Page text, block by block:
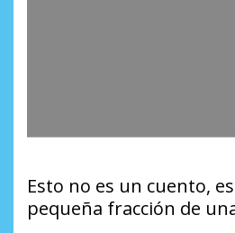
Esto no es un cuento,
pequeña fracción de